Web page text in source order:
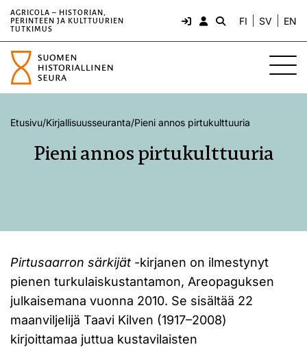
AGRICOLA – HISTORIAN,
PERINTEEN JA KULTTUURIEN
TUTKIMUS
FI SV EN
Etusivu/Kirjallisuusseuranta/Pieni annos pirtukulttuuria
Pieni annos pirtukulttuuria
Pirtusaarron särkijät -kirjanen on ilmestynyt
pienen turkulaiskustantamon, Areopaguksen
julkaisemana vuonna 2010. Se sisältää 22
maanviljelijä Taavi Kilven (1917–2008)
kirjoittamaa juttua kustavilaisten